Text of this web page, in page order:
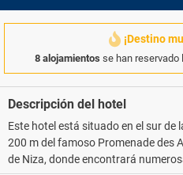
¡Destino
8 alojamientos se han
Descripción del hotel
Este hotel está situado en el sur de
200 m del famoso Promenade des
de Niza, donde encontrará